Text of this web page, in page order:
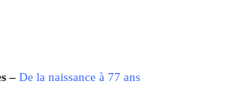
–De la naissance à 77 ans